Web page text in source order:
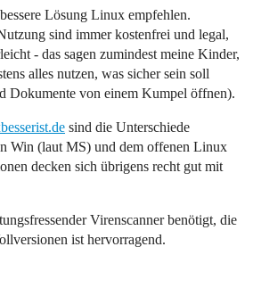
Lösung Linux empfehlen.
sind immer kostenfrei und legal,
- das sagen zumindest meine Kinder,
alles nutzen, was sicher sein soll
Dokumente von einem Kumpel öffnen).
sind die Unterschiede
Win (laut MS) und dem offenen Linux
decken sich übrigens recht gut mit
Virenscanner benötigt, die
ist hervorragend.